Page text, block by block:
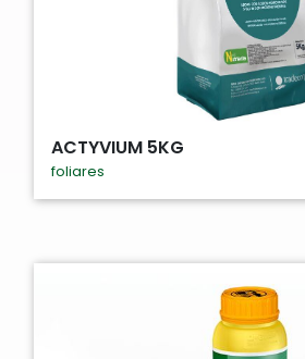
ACTYVIUM 5KG
foliares